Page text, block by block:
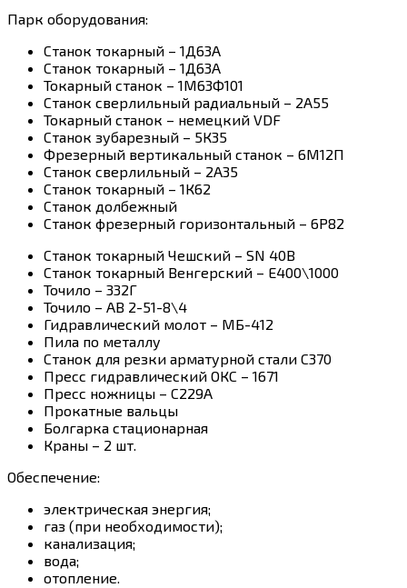
Парк оборудования:
Станок токарный – 1Д63А
Станок токарный – 1Д63А
Токарный станок – 1М63Ф101
Станок сверлильный радиальный – 2А55
Токарный станок – немецкий VDF
Станок зубарезный – 5К35
Фрезерный вертикальный станок – 6М12П
Станок сверлильный – 2А35
Станок токарный – 1К62
Станок долбежный
Станок фрезерный горизонтальный – 6Р82
Станок токарный Чешский – SN 40B
Станок токарный Венгерский – E400\1000
Точило – 332Г
Точило – АВ 2-51-8\4
Гидравлический молот – МБ-412
Пила по металлу
Станок для резки арматурной стали С370
Пресс гидравлический ОКС – 1671
Пресс ножницы – С229А
Прокатные вальцы
Болгарка стационарная
Краны – 2 шт.
Обеспечение:
электрическая энергия;
газ (при необходимости);
канализация;
вода;
отопление.